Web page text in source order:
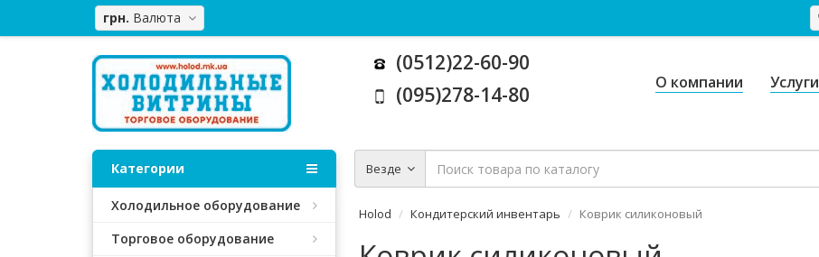
грн. Валюта
(0512)22-60-90
(095)278-14-80
О компании Услуги
Везде
Категории
Холодильное оборудование
Торговое оборудование
Holod Кондитерский инвентарь Коврик силиконовый